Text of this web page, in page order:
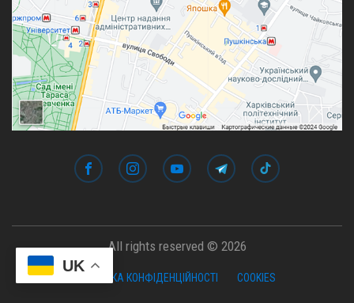
UK
All rights reserved © 2026
ПОЛІТИКА КОНФІДЕНЦІЙНОСТІ COOKIES